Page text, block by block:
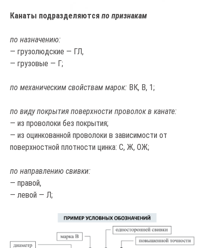
Канаты подразделяются по признакам
по назначению:
— грузолюдские — ГЛ,
— грузовые — Г;
по механическим свойствам марок: ВК, В, 1;
по виду покрытия поверхности проволок в канате:
— из проволоки без покрытия;
— из оцинкованной проволоки в зависимости от
поверхностной плотности цинка: С, Ж, ОЖ;
по направлению свивки:
— правой,
— левой — Л;